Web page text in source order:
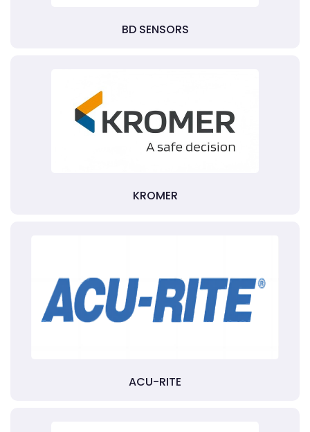
BD SENSORS
KROMER
ACU-RITE